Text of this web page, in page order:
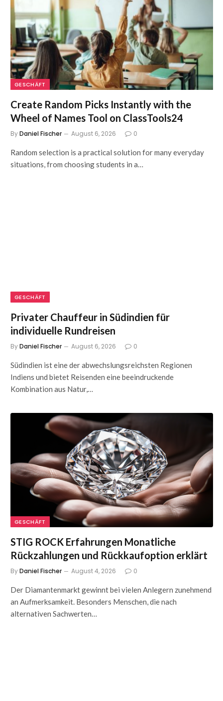
GESCHÄFT
Create Random Picks Instantly with the
Wheel of Names Tool on ClassTools24
ByDaniel Fischer August 6, 2026 0
Random selection is a practical solution for many everyday
situations, from choosing students in a…
GESCHÄFT
Privater Chauffeur in Südindien für
individuelle Rundreisen
ByDaniel Fischer August 6, 2026 0
Südindien ist eine der abwechslungsreichsten Regionen
Indiens und bietet Reisenden eine beeindruckende
Kombination aus Natur,…
GESCHÄFT
STIG ROCK Erfahrungen Monatliche
Rückzahlungen und Rückkaufoption erklärt
ByDaniel Fischer August 4, 2026 0
Der Diamantenmarkt gewinnt bei vielen Anlegern zunehmend
an Aufmerksamkeit. Besonders Menschen, die nach
alternativen Sachwerten…